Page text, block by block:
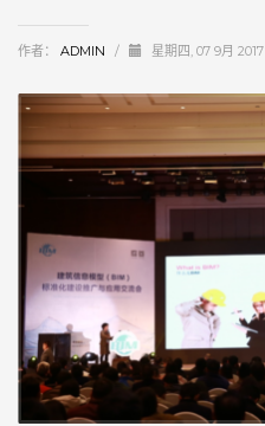
作者： ADMIN / 星期四, 07 9月 2017